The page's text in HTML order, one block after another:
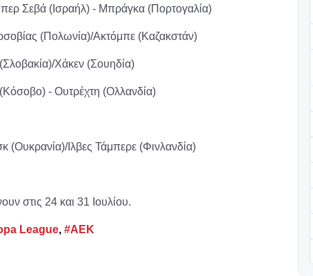
Σεβά (Ισραήλ) - Μπράγκα (Πορτογαλία)
(Πολωνία)/Ακτόμπε (Καζακστάν)
Χάκεν (Σουηδία)
- Ουτρέχτη (Ολλανδία)
(Ουκρανία)/Ιλβες Τάμπερε (Φινλανδία)
στις 24 και 31 Ιουλίου.
League, #ΑΕΚ